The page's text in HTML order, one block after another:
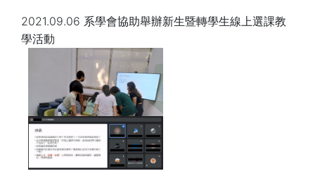
2021.09.06 系學會協助舉辦新生暨轉學生線上選課教
學活動